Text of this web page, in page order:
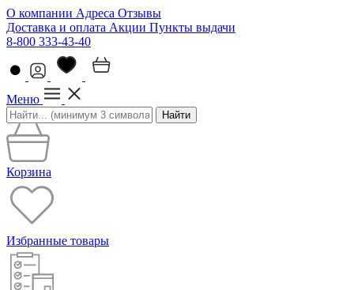
О компании Адреса Отзывы
Доставка и оплата Акции Пункты выдачи
8-800 333-43-40
Меню
Найти
Корзина
Избранные товары